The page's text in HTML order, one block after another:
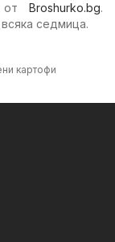
от Broshurko.bg.
седмица.
картофи